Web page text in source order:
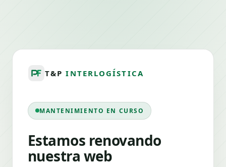
T&PINTERLOGÍSTICA
MANTENIMIENTO EN CURSO
Estamos renovando
nuestra web